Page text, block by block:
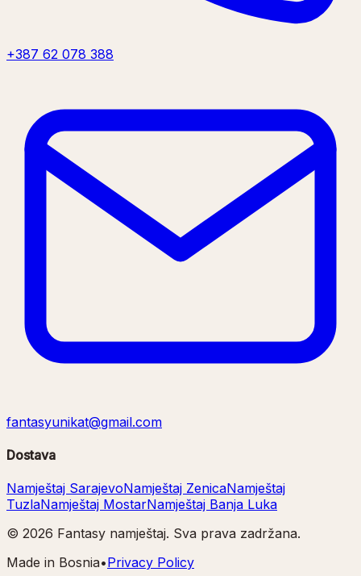
+387 62 078 388
fantasyunikat@gmail.com
Dostava
Namještaj SarajevoNamještaj ZenicaNamještaj
TuzlaNamještaj MostarNamještaj Banja Luka
© 2026 Fantasy namještaj. Sva prava zadržana.
Made in Bosnia•Privacy Policy